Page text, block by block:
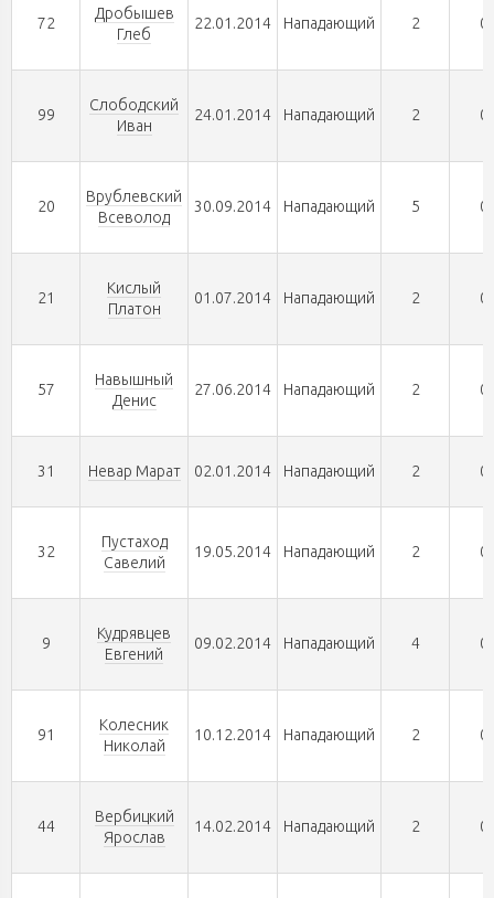
72
Дробышев
Глеб
22.01.2014 Нападающий 2 0
99
Слободский
Иван
24.01.2014 Нападающий 2 0
20
Врублевский
Всеволод
30.09.2014 Нападающий 5 0
21
Кислый
Платон
01.07.2014 Нападающий 2 0
57
Навышный
Денис
27.06.2014 Нападающий 2 0
31 Невар Марат 02.01.2014 Нападающий 2 0
32
Пустаход
Савелий
19.05.2014 Нападающий 2 0
9
Кудрявцев
Евгений
09.02.2014 Нападающий 4 0
91
Колесник
Николай
10.12.2014 Нападающий 2 0
44
Вербицкий
Ярослав
14.02.2014 Нападающий 2 0